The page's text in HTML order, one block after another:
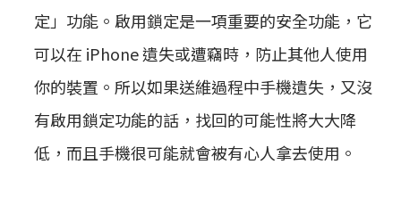
定」功能。啟用鎖定是一項重要的安全功能，它
可以在 iPhone 遺失或遭竊時，防止其他人使用
你的裝置。所以如果送維過程中手機遺失，又沒
有啟用鎖定功能的話，找回的可能性將大大降
低，而且手機很可能就會被有心人拿去使用。